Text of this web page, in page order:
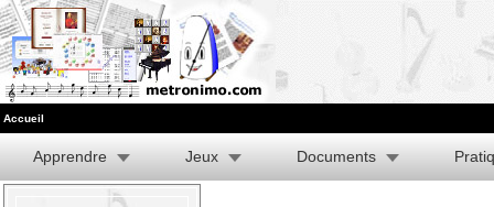
Accueil
Apprendre Jeux Documents